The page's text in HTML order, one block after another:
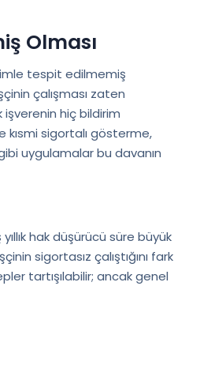
Olması
tespit edilmemiş
çalışması zaten
hiç bildirim
kısmi sigortalı gösterme,
uygulamalar bu davanın
hak düşürücü süre büyük
sigortasız çalıştığını fark
tartışılabilir; ancak genel